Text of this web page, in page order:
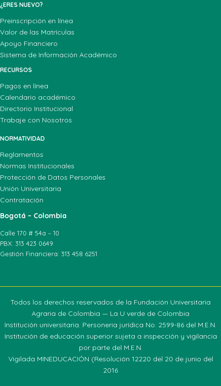
¿ERES NUEVO?
Preinscripción en línea
Valor de las Matrículas
Apoyo Financiero
Sistema de Información Académico
RECURSOS
Pagos en línea
Calendario académico
Directorio Institucional
Trabaje con Nosotros
NORMATIVIDAD
Reglamentos
Normas Institucionales
Protección de Datos Personales
Unión Universitaria
Contratación
Bogotá – Colombia
Calle 170 # 54a – 10
PBX: 313 423 0649
Gestión Financiera: 313 458 6251
Todos los derechos reservados de la Fundación Universitaria
Agraria de Colombia — La U verde de Colombia
Institución universitaria. Personeria jurídica No. 2599-86 del M.E.N.
Institución de educación superior sujeta a inspección y vigilancia
por parte del M.E.N.
Vigilada MINEDUCACIÓN (Resolución 12220 del 20 de junio del
2016